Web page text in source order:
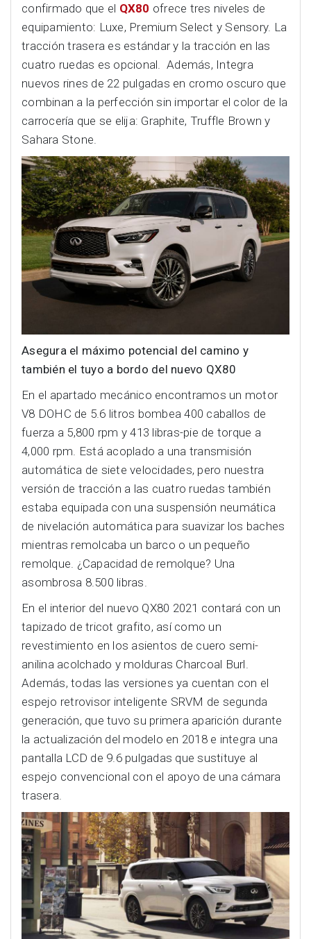
confirmado que el QX80 ofrece tres niveles de
equipamiento: Luxe, Premium Select y Sensory. La
tracción trasera es estándar y la tracción en las
cuatro ruedas es opcional. Además, Integra
nuevos rines de 22 pulgadas en cromo oscuro que
combinan a la perfección sin importar el color de la
carrocería que se elija: Graphite, Truffle Brown y
Sahara Stone.
Asegura el máximo potencial del camino y
también el tuyo a bordo del nuevo QX80
En el apartado mecánico encontramos un motor
V8 DOHC de 5.6 litros bombea 400 caballos de
fuerza a 5,800 rpm y 413 libras-pie de torque a
4,000 rpm. Está acoplado a una transmisión
automática de siete velocidades, pero nuestra
versión de tracción a las cuatro ruedas también
estaba equipada con una suspensión neumática
de nivelación automática para suavizar los baches
mientras remolcaba un barco o un pequeño
remolque. ¿Capacidad de remolque? Una
asombrosa 8.500 libras.
En el interior del nuevo QX80 2021 contará con un
tapizado de tricot grafito, así como un
revestimiento en los asientos de cuero semi-
anilina acolchado y molduras Charcoal Burl.
Además, todas las versiones ya cuentan con el
espejo retrovisor inteligente SRVM de segunda
generación, que tuvo su primera aparición durante
la actualización del modelo en 2018 e integra una
pantalla LCD de 9.6 pulgadas que sustituye al
espejo convencional con el apoyo de una cámara
trasera.